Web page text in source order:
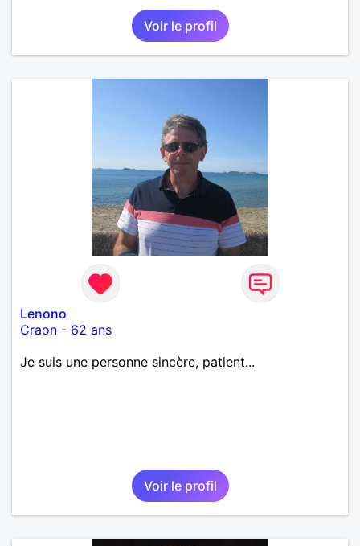
Voir le profil
Lenono
Craon - 62 ans
Je suis une personne sincère, patient...
Voir le profil